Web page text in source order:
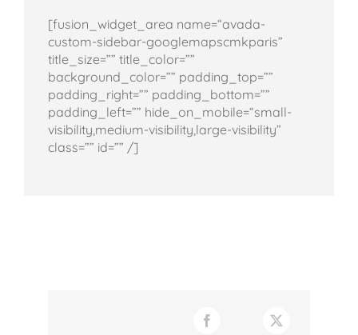
[fusion_widget_area name=“avada-
custom-sidebar-googlemapscmkparis”
title_size=”” title_color=””
background_color=”” padding_top=””
padding_right=”” padding_bottom=””
padding_left=”” hide_on_mobile=“small-
visibility,medium-visibility,large-visibility”
class=”” id=”” /]